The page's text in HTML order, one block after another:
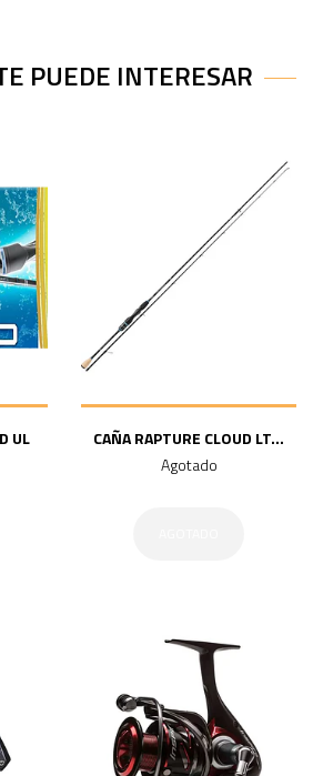
PUEDE INTERESAR
UL
CAÑA RAPTURE CLOUD LT...
Agotado